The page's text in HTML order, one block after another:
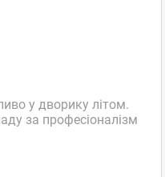
у дворику літом.
за професіоналізм